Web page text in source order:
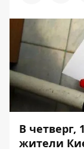
В четверг,
жители